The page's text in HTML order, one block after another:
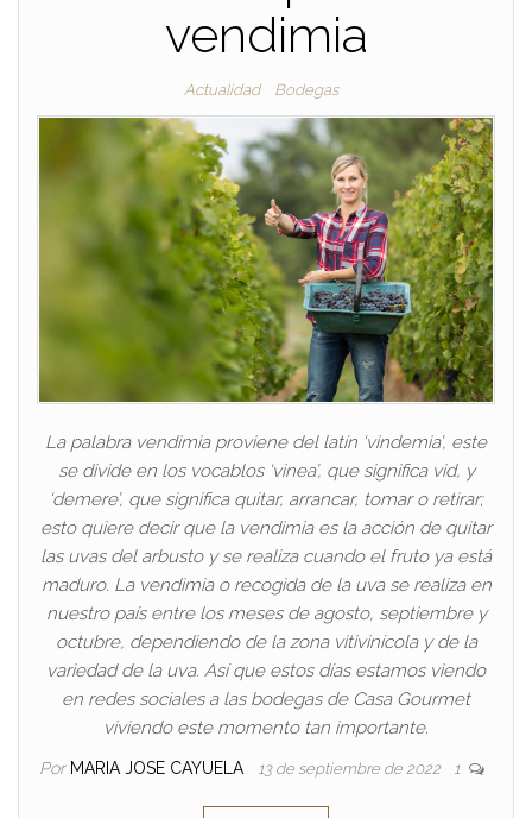
vendimia
Actualidad Bodegas
La palabra vendimia proviene del latín ‘vindemia’, este
se divide en los vocablos ‘vinea’, que significa vid, y
‘demere’, que significa quitar, arrancar, tomar o retirar;
esto quiere decir que la vendimia es la acción de quitar
las uvas del arbusto y se realiza cuando el fruto ya está
maduro. La vendimia o recogida de la uva se realiza en
nuestro país entre los meses de agosto, septiembre y
octubre, dependiendo de la zona vitivinícola y de la
variedad de la uva. Así que estos días estamos viendo
en redes sociales a las bodegas de Casa Gourmet
viviendo este momento tan importante.
Por MARIA JOSE CAYUELA 13 de septiembre de 2022 1